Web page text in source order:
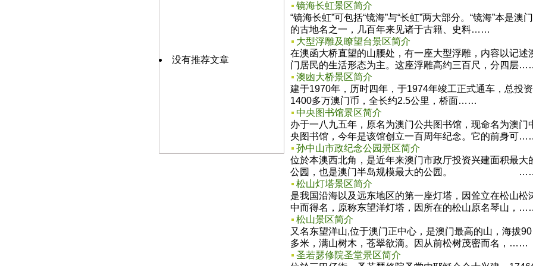
镜海长虹景区简介
“镜海长虹”可包括“镜海”与“长虹”两大部分。“镜海”本是澳门
的古地名之一，几百年来见诸于古籍、史料……
大型浮雕及瞭望台景区简介
在澳函大桥直望的山腰处，有一座大型浮雕，内容以记述
门居民的生活形态为主。这座浮雕高约三百尺，分四层
澳凼大桥景区简介
建于1970年，历时四年，于1974年竣工正式通车，总投资
1400多万澳门币，全长约2.5公里，桥面……
中央图书馆景区简介
办于一八九五年，原名为澳门公共图书馆，现命名为澳门
央图书馆，今年是该馆创立一百周年纪念。它的前身可
孙中山市政纪念公园景区简介
位於本澳西北角，是近年来澳门市政厅投资兴建面积最大
公园，也是澳门半岛规模最大的公园。
松山灯塔景区简介
是我国沿海以及远东地区的第一座灯塔，因耸立在松山松
中而得名，原称东望洋灯塔，因所在的松山原名琴山，
松山景区简介
又名东望洋山,位于澳门正中心，是澳门最高的山，海拔90
多米，满山树木，苍翠欲滴。因从前松树茂密而名，……
圣若瑟修院圣堂景区简介
没有推荐文章